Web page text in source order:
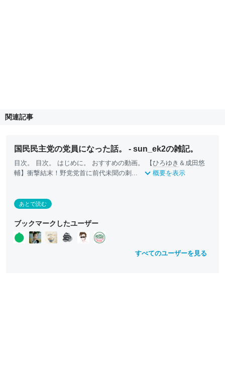
関連記事
国民民主党の党員になった話。 - sun_ek2の雑記。
目次。 目次。 はじめに。 おすすめの動画。 【ひろゆき ＆成田悠
輔】衝撃結末！野党党首に前代未聞の刺...
概要を表示
あとで読む
ブックマークしたユーザー
すべてのユーザーを見る